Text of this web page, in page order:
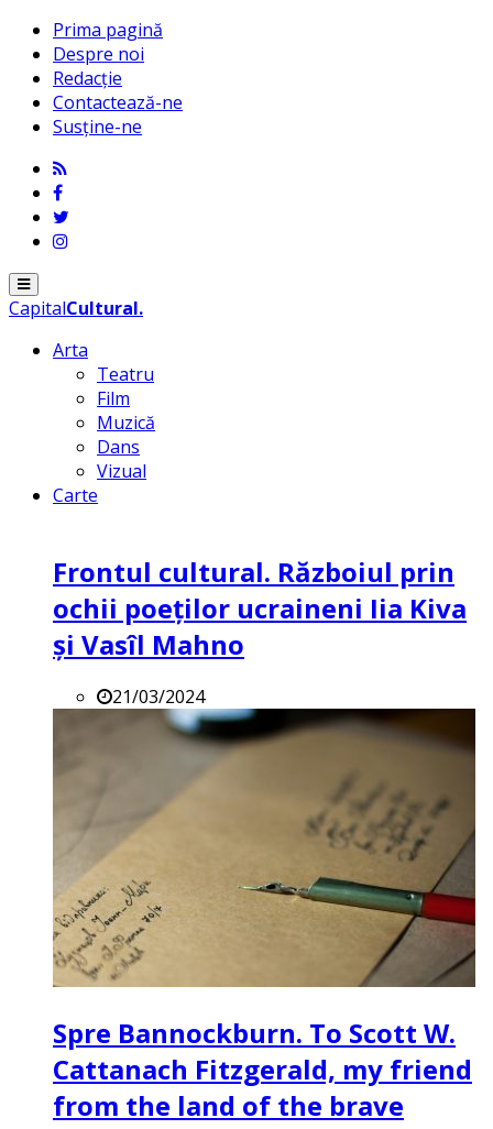
Prima pagină
Despre noi
Redacție
Contactează-ne
Susține-ne
Menu
CapitalCultural.
Arta
Teatru
Film
Muzică
Dans
Vizual
Carte
Frontul cultural. Războiul prin
ochii poeților ucraineni Iia Kiva
și Vasîl Mahno
21/03/2024
Spre Bannockburn. To Scott W.
Cattanach Fitzgerald, my friend
from the land of the brave